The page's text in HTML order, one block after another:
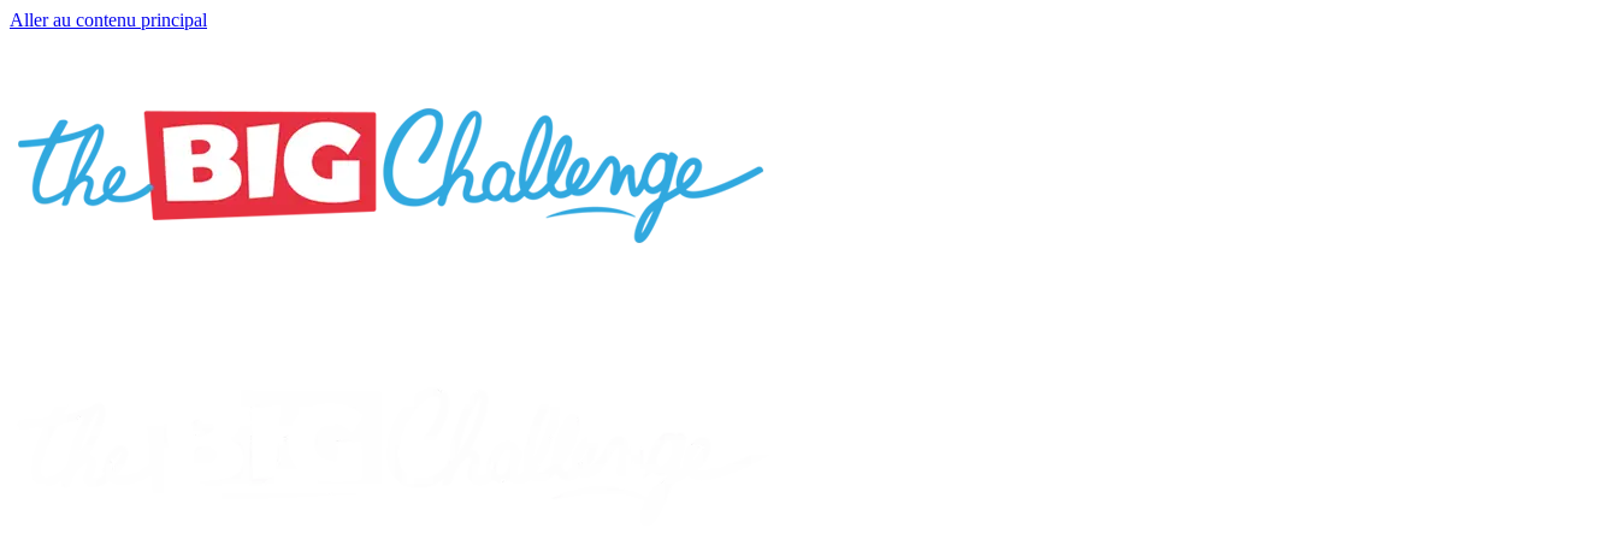
Aller au contenu principal